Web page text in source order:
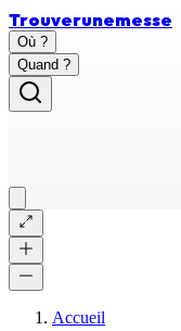
Trouverunemesse
Où ?
Quand ?
Accueil